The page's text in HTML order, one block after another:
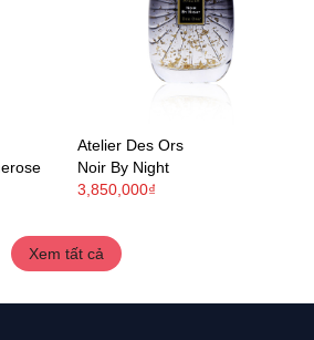
Atelier Des Ors
Noir By Night
3,850,000₫
Xem tất cả